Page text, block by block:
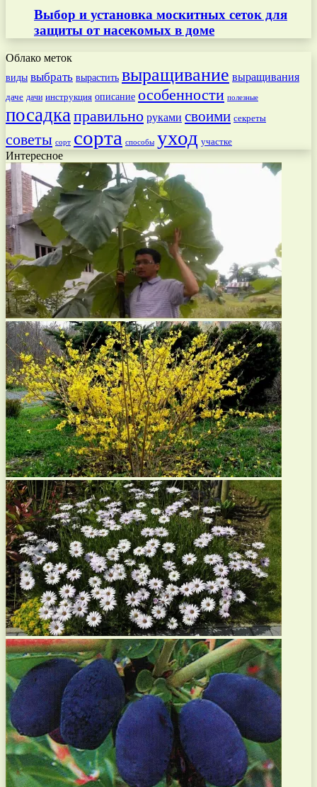
Выбор и установка москитных сеток для
защиты от насекомых в доме
Облако меток
виды выбрать вырастить выращивание выращивания
даче дачи инструкция описание особенности полезные
посадкаправильно руками своими секреты
советы сорт сорта способы уход участке
Интересное